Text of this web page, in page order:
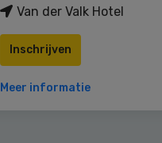
Van der Valk Hotel
Inschrijven
Meer informatie